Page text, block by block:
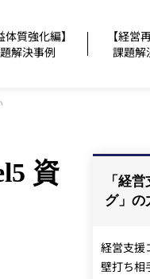
体質強化編】
解決事例
【経営
課題解
資
「経
グ」の
経営支援
壁打ち相